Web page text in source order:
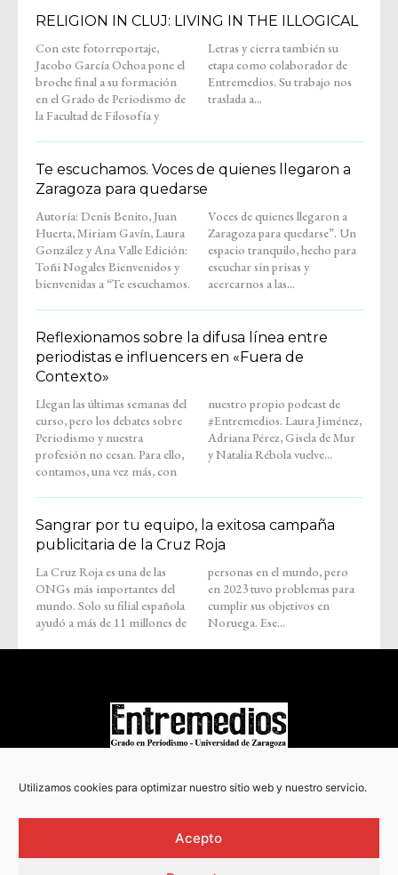
Utilizamos cookies para optimizar nuestro sitio web y nuestro servicio.
Acepto
RELIGION IN CLUJ: LIVING IN THE ILLOGICAL
Con este fotorreportaje,
Jacobo García Ochoa pone el
broche final a su formación
en el Grado de Periodismo de
la Facultad de Filosofía y
Letras y cierra también su
etapa como colaborador de
Entremedios. Su trabajo nos
traslada a...
Te escuchamos. Voces de quienes llegaron a
Zaragoza para quedarse
Autoría: Denis Benito, Juan
Huerta, Miriam Gavín, Laura
González y Ana Valle Edición:
Toñi Nogales Bienvenidos y
bienvenidas a “Te escuchamos.
Voces de quienes llegaron a
Zaragoza para quedarse”. Un
espacio tranquilo, hecho para
escuchar sin prisas y
acercarnos a las...
Reflexionamos sobre la difusa línea entre
periodistas e influencers en «Fuera de
Contexto»
Llegan las últimas semanas del
curso, pero los debates sobre
Periodismo y nuestra
profesión no cesan. Para ello,
contamos, una vez más, con
nuestro propio podcast de
#Entremedios. Laura Jiménez,
Adriana Pérez, Gisela de Mur
y Natalia Rébola vuelve...
Sangrar por tu equipo, la exitosa campaña
publicitaria de la Cruz Roja
La Cruz Roja es una de las
ONGs más importantes del
mundo. Solo su filial española
ayudó a más de 11 millones de
personas en el mundo, pero
en 2023 tuvo problemas para
cumplir sus objetivos en
Noruega. Ese...